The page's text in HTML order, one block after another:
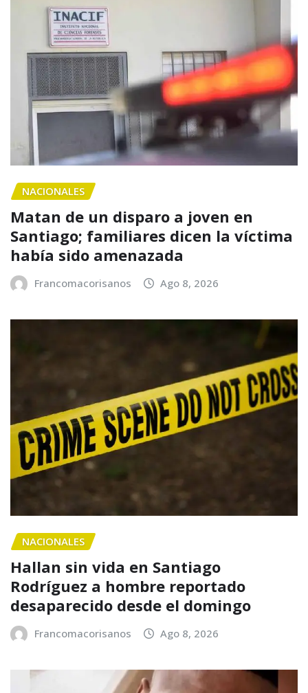
NACIONALES
Matan de un disparo a joven en
Santiago; familiares dicen la víctima
había sido amenazada
Francomacorisanos Ago 8, 2026
NACIONALES
Hallan sin vida en Santiago
Rodríguez a hombre reportado
desaparecido desde el domingo
Francomacorisanos Ago 8, 2026